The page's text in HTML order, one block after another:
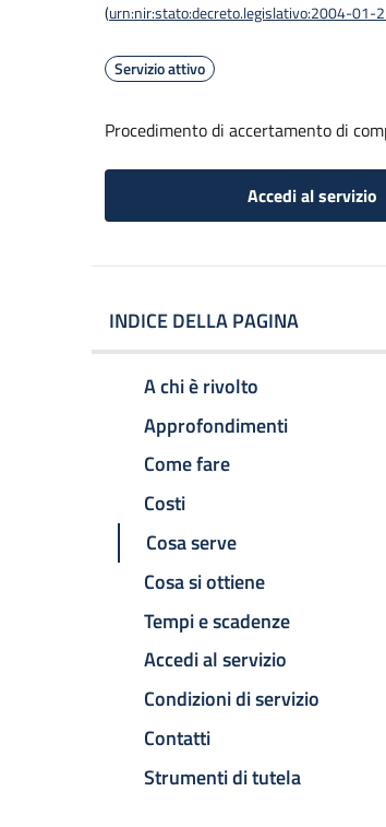
(urn:nir:stato:decreto.legislativo:2004-01-
Servizio attivo
Procedimento di accertamento di
Accedi al servizio
INDICE DELLA PAGINA
A chi è rivolto
Approfondimenti
Come fare
Costi
Cosa serve
Cosa si ottiene
Tempi e scadenze
Accedi al servizio
Condizioni di servizio
Contatti
Strumenti di tutela